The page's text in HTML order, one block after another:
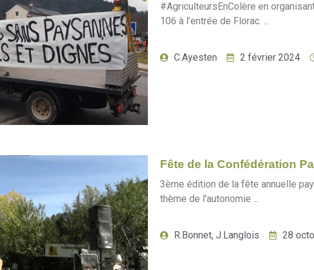
#AgriculteursEnColère en
106 à l’entrée de Florac. ...
C.Ayesten 2 février 2024
Fête de la Confédération
3ème édition de la fête annuelle
thème de l'autonomie ...
R.Bonnet, J.Langlois 28